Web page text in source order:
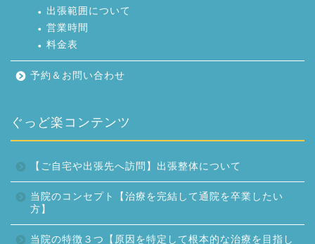
出張範囲について
営業時間
料金表
予約＆お問い合わせ
ぐっど楽コンテンツ
【ご自宅や出張先へ訪問】出張整体について
当院のコンセプト【治療を完結して通院を卒業したい
方】
当院の特徴３つ【原因を特定して根本的な治療を目指し